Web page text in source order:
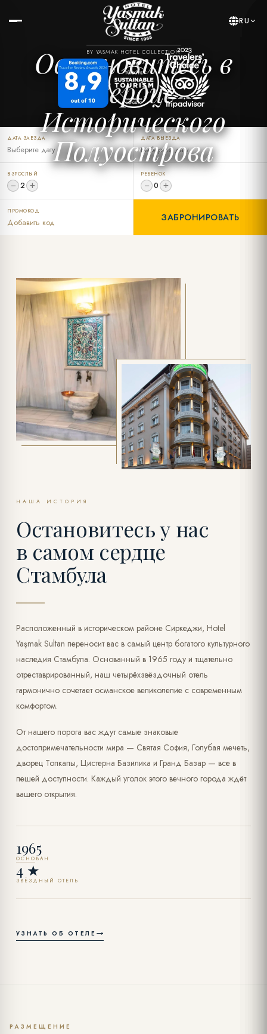
BY YASMAK HOTEL COLLECTION
RU
Остановитесь в
Сердце
Исторического
Полуострова
ДАТА ЗАЕЗДА ДАТА ВЫЕЗДА
ВЗРОСЛЫЙ
− 2 +
РЕБЕНОК
− 0 +
ПРОМОКОД
ЗАБРОНИРОВАТЬ
НАША ИСТОРИЯ
Остановитесь у нас
в самом сердце
Стамбула
Расположенный в историческом районе Сиркеджи, Hotel
Yaşmak Sultan переносит вас в самый центр богатого культурного
наследия Стамбула. Основанный в 1965 году и тщательно
отреставрированный, наш четырёхзвёздочный отель
гармонично сочетает османское великолепие с современным
комфортом.
От нашего порога вас ждут самые знаковые
достопримечательности мира — Святая София, Голубая мечеть,
дворец Топкапы, Цистерна Базилика и Гранд Базар — все в
пешей доступности. Каждый уголок этого вечного города ждёт
вашего открытия.
1965
ОСНОВАН
4 ★
ЗВЁЗДНЫЙ ОТЕЛЬ
УЗНАТЬ ОБ ОТЕЛЕ
РАЗМЕЩЕНИЕ